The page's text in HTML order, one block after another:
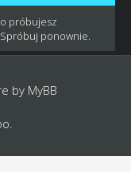
próbujesz
ponownie.
by MyBB
.